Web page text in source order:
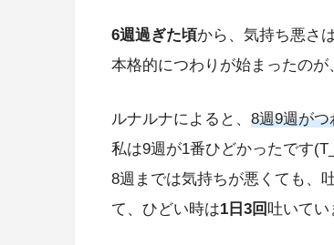
6週過ぎた頃から、気持ち悪さ
本格的につわりが始まったのが
ルナルナによると、 8週9週が
私は9週が1番ひどかったです
8週までは気持ちが悪くても、
て、ひどい時は1日3回吐いてい